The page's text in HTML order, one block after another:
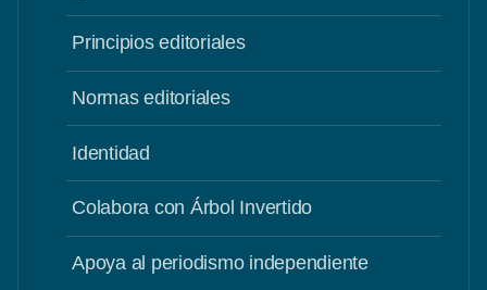
Principios editoriales
Normas editoriales
Identidad
Colabora con Árbol Invertido
Apoya al periodismo independiente